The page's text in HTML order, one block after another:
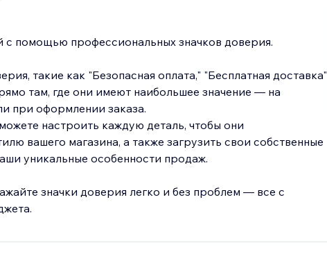
с помощью профессиональных значков доверия.
такие как "Безопасная оплата," "Бесплатная доставка"
там, где они имеют наибольшее значение — на
при оформлении заказа.
настроить каждую деталь, чтобы они
вашего магазина, а также загрузить свои собственные
уникальные особенности продаж.
значки доверия легко и без проблем — все с